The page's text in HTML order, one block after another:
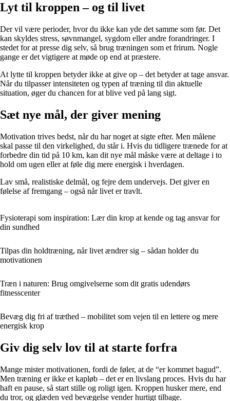
Lyt til kroppen – og til livet
Der vil være perioder, hvor du ikke kan yde det samme som før. Det
kan skyldes stress, søvnmangel, sygdom eller andre forandringer. I
stedet for at presse dig selv, så brug træningen som et frirum. Nogle
gange er det vigtigere at møde op end at præstere.
At lytte til kroppen betyder ikke at give op – det betyder at tage ansvar.
Når du tilpasser intensiteten og typen af træning til din aktuelle
situation, øger du chancen for at blive ved på lang sigt.
Sæt nye mål, der giver mening
Motivation trives bedst, når du har noget at sigte efter. Men målene
skal passe til den virkelighed, du står i. Hvis du tidligere trænede for at
forbedre din tid på 10 km, kan dit nye mål måske være at deltage i to
hold om ugen eller at føle dig mere energisk i hverdagen.
Lav små, realistiske delmål, og fejre dem undervejs. Det giver en
følelse af fremgang – også når livet er travlt.
Fysioterapi som inspiration: Lær din krop at kende og tag ansvar for
din sundhed
Tilpas din holdtræning, når livet ændrer sig – sådan holder du
motivationen
Træn i naturen: Brug omgivelserne som dit gratis udendørs
fitnesscenter
Bevæg dig fri af træthed – mobilitet som vejen til en lettere og mere
energisk krop
Giv dig selv lov til at starte forfra
Mange mister motivationen, fordi de føler, at de “er kommet bagud”.
Men træning er ikke et kapløb – det er en livslang proces. Hvis du har
haft en pause, så start stille og roligt igen. Kroppen husker mere, end
du tror, og glæden ved bevægelse vender hurtigt tilbage.